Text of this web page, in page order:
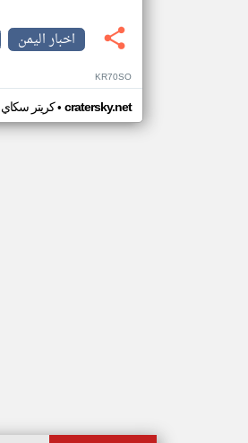
اخبار اليمن
KR70SO
كريتر سكاي• cratersky.net